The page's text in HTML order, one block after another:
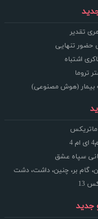
تقدیر
حضور تنهایی
اشتباه
تروما
بیمار (هوش مصنوعی)
ماتریکس
سپاه عشق
گام بر، چنین، داشت، دشت
13
جدید